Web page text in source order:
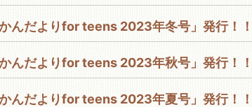
かんだよりfor teens 2023年冬号」発行！！
かんだよりfor teens 2023年秋号」発行！！
かんだよりfor teens 2023年夏号」発行！！